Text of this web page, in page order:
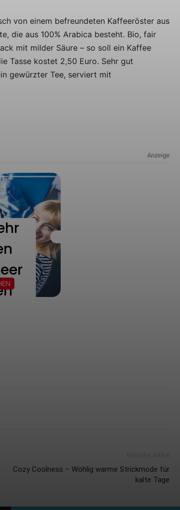
von einem befreundeten Kaffeeröster aus
die aus 100% Arabica besteht. Bio, fair
mit milder Säure – so soll ein Kaffee
Tasse kostet 2,50 Euro. Sehr gut
gewürzter Tee, serviert mit
Cozy Coolness – Wohlig warme Strickmode für
kalte Tage